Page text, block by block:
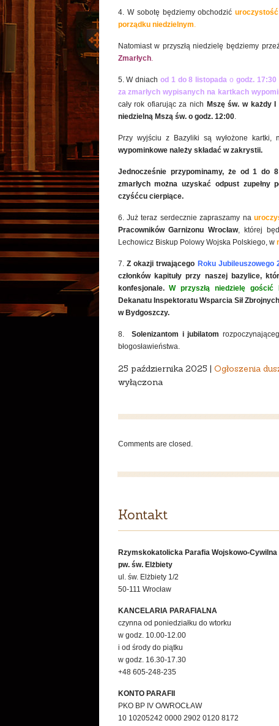
4. W sobotę będziemy obchodzić
porządku niedzielnym
Natomiast w przyszłą niedzielę będziemy
Zmarłych.
5. W dniachod 1 do 8 listopada o godz. 17:30
za zmarłych wypisanych na kartkach
cały rok ofiarując za nich Mszę św. w każdy
niedzielną Mszą św. o godz. 12:00.
Przy wyjściu z Bazyliki są wyłożone kartki,
wypominkowe należy składać w zakrystii.
Jednocześnie przypominamy, że od 1 do
zmarłych można uzyskać odpust
czyśćcu cierpiące.
6. Już teraz serdecznie zapraszamy na
Pracowników Garnizonu Wrocław, której
Lechowicz Biskup Polowy Wojska Polskiego, w
7. Z okazji trwającego Roku Jubileuszowego
członków kapituły przy naszej bazylice,
konfesjonale.W przyszłą niedzielę gościć
Dekanatu Inspektoratu Wsparcia Sił
wBydgoszczy.
8. Solenizantom i jubilatom
błogosławieństwa.
25 października 2025 | Ogłoszenia
wyłączona
Comments are closed.
Kontakt
Rzymskokatolicka Parafia Wojskowo-Cywilna
pw. św. Elżbiety
ul. św. Elżbiety 1/2
50-111 Wrocław
KANCELARIA PARAFIALNA
czynna od poniedziałku do wtorku
w godz. 10.00-12.00
i od środy do piątku
w godz. 16.30-17.30
+48 605-248-235
KONTO PARAFII
PKO BP IV O/WROCŁAW
10 10205242 0000 2902 0120 8172